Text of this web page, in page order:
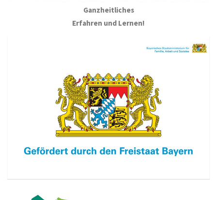
Ganzheitliches
Erfahren und Lernen!